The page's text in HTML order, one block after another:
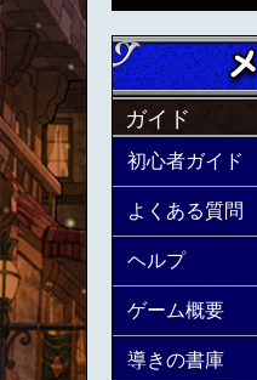
ガイド
初心者ガイド
よくある質問
ヘルプ
ゲーム概要
導きの書庫